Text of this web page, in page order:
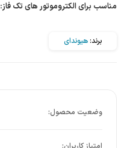
مناسب برای الکتروموتور های تک فاز:
برند:هیوندای